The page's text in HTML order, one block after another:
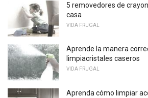
5 removedores de
casa
VIDA FRUGAL
Aprende la manera
limpiacristales caseros
VIDA FRUGAL
Aprenda cómo limpiar